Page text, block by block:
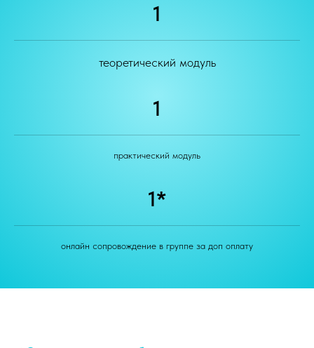
1
теоретический модуль
1
практический модуль
1*
онлайн сопровождение в группе за доп оплату